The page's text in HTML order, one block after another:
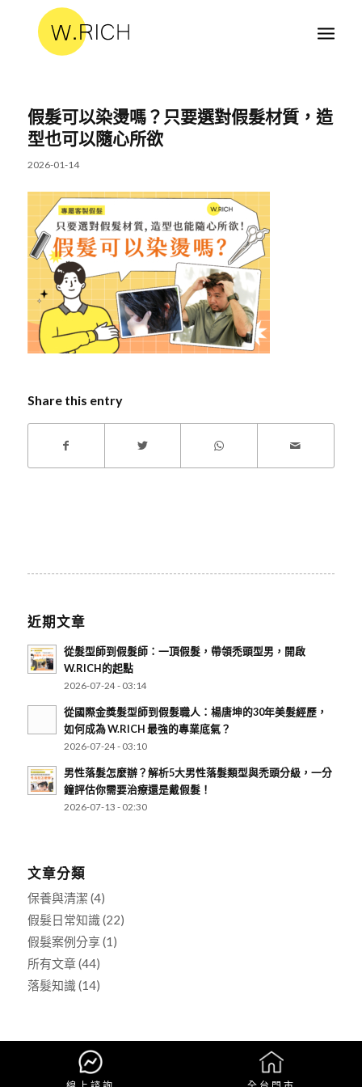
假髮可以染燙嗎？只要選對假髮材質，造
型也可以隨心所欲
2026-01-14
Share this entry
近期文章
從髮型師到假髮師：一頂假髮，帶領禿頭型男，開啟
W.RICH的起點
2026-07-24 - 03:14
從國際金獎髮型師到假髮職人：楊唐坤的30年美髮經歷，
如何成為 W.RICH 最強的專業底氣？
2026-07-24 - 03:10
男性落髮怎麼辦？解析5大男性落髮類型與禿頭分級，一分
鐘評估你需要治療還是戴假髮！
2026-07-13 - 02:30
文章分類
保養與清潔 (4)
假髮日常知識(22)
假髮案例分享 (1)
所有文章(44)
落髮知識(14)
Copyright © 2025 W.RICH 假髮專科 All Rights Reserved. - made by